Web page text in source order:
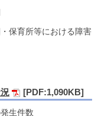
保育所等における障害
[PDF:1,090KB]
生件数